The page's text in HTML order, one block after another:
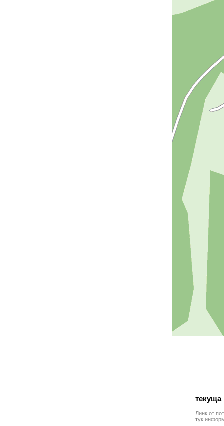
текуща
Линк от
тук